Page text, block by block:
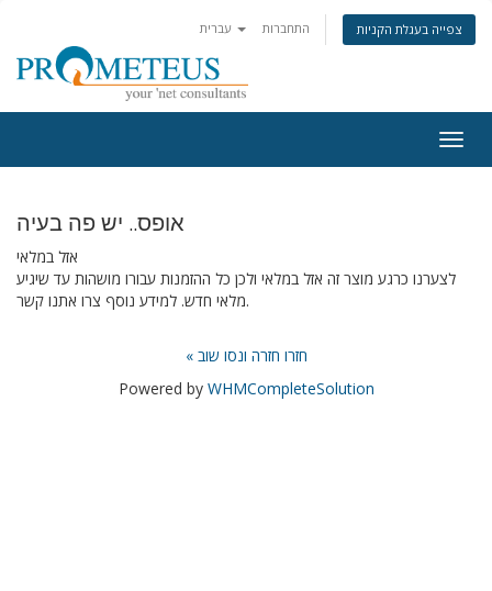
התחברות צפייה בעגלת הקניות
אופס.. יש פה בעיה
אזל במלאי
לצערנו כרגע מוצר זה אזל במלאי ולכן כל ההזמנות עבורו מושהות עד שיגיע
מלאי חדש. למידע נוסף צרו אתנו קשר.
« חזרו חזרה ונסו שוב
Powered by WHMCompleteSolution